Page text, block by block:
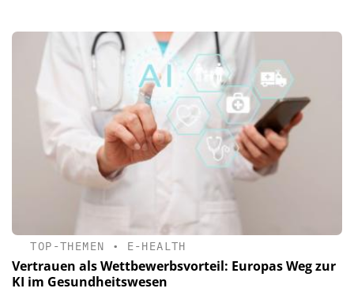
TOP-THEMEN • E-HEALTH
Vertrauen als Wettbewerbsvorteil: Europas Weg zur
KI im Gesundheitswesen